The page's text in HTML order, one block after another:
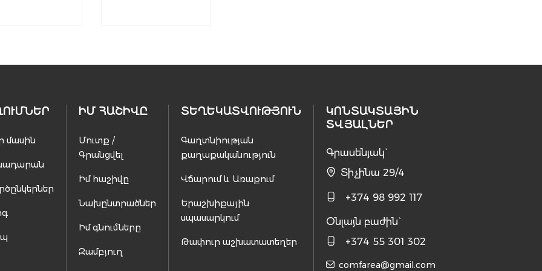
մասին
ԻՄ ՀԱՇԻՎԸ
Մուտք /
Գրանցվել
Իմ հաշիվը
Նախընտրածներ
Իմ գնումները
Զամբյուղ
ՏԵՂԵԿԱՏՎՈՒԹՅՈՒՆ
Գաղտնիության
քաղաքականություն
Վճարում և Առաքում
Երաշխիքային
սպասարկում
Թափուր աշխատատեղեր
ԿՈՆՏԱԿՏԱՅԻՆ
ՏՎՅԱԼՆԵՐ
Գրասենյակ`
Տիչինա 29/4
+374 98 992 117
Օնլայն բաժին`
+374 55 301 302
comfarea@gmail.com